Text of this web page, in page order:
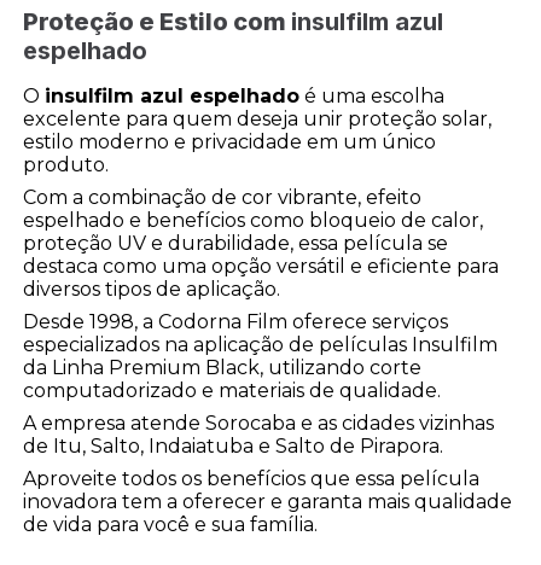
Proteção e Estilo com insulfilm azul
espelhado
O insulfilm azul espelhado é uma escolha
excelente para quem deseja unir proteção solar,
estilo moderno e privacidade em um único
produto.
Com a combinação de cor vibrante, efeito
espelhado e benefícios como bloqueio de calor,
proteção UV e durabilidade, essa película se
destaca como uma opção versátil e eficiente para
diversos tipos de aplicação.
Desde 1998, a Codorna Film oferece serviços
especializados na aplicação de películas Insulfilm
da Linha Premium Black, utilizando corte
computadorizado e materiais de qualidade.
A empresa atende Sorocaba e as cidades vizinhas
de Itu, Salto, Indaiatuba e Salto de Pirapora.
Aproveite todos os benefícios que essa película
inovadora tem a oferecer e garanta mais qualidade
de vida para você e sua família.